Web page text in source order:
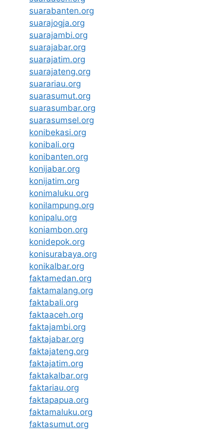
suarabanten.org
suarajogja.org
suarajambi.org
suarajabar.org
suarajatim.org
suarajateng.org
suarariau.org
suarasumut.org
suarasumbar.org
suarasumsel.org
konibekasi.org
konibali.org
konibanten.org
konijabar.org
konijatim.org
konimaluku.org
konilampung.org
konipalu.org
koniambon.org
konidepok.org
konisurabaya.org
konikalbar.org
faktamedan.org
faktamalang.org
faktabali.org
faktaaceh.org
faktajambi.org
faktajabar.org
faktajateng.org
faktajatim.org
faktakalbar.org
faktariau.org
faktapapua.org
faktamaluku.org
faktasumut.org